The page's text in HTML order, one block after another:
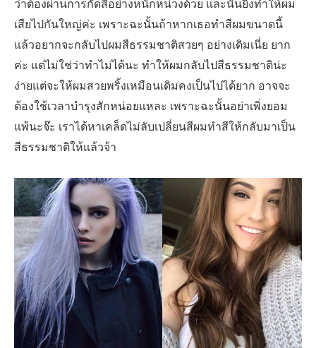
ว่าต้องผ่านการกัดสีอย่างหนักหน่วงด้วย และนั่นยิ่งทำให้ผม
เสียไปกันใหญ่ค่ะ เพราะฉะนั้นถ้าหากเธอทำสีผมขนาดนี้
แล้วอยากจะกลับไปผมสีธรรมชาติสวยๆ อย่างเดิมเนี่ย ยาก
ค่ะ แต่ไม่ใช่ว่าทำไม่ได้นะ ทำให้ผมกลับไปสีธรรมชาติน่ะ
ง่ายแต่จะให้ผมสวยพริ้งเหมือนเดิมคงเป็นไปได้ยาก อาจจะ
ต้องใช้เวลาบำรุงสักหน่อยแหละ เพราะฉะนั้นอย่าเพิ่งยอม
แพ้นะจ๊ะ เราได้หาเคล็ดไม่ลับเปลี่ยนสีผมทำสีให้กลับมาเป็น
สีธรรมชาติให้แล้วจ้า